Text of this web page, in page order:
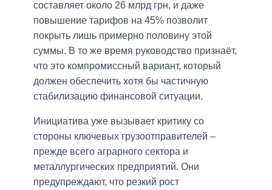
составляет около 26 млрд грн, и даже
повышение тарифов на 45% позволит
покрыть лишь примерно половину этой
суммы. В то же время руководство признаёт,
что это компромиссный вариант, который
должен обеспечить хотя бы частичную
стабилизацию финансовой ситуации.
Инициатива уже вызывает критику со
стороны ключевых грузоотправителей –
прежде всего аграрного сектора и
металлургических предприятий. Они
предупреждают, что резкий рост